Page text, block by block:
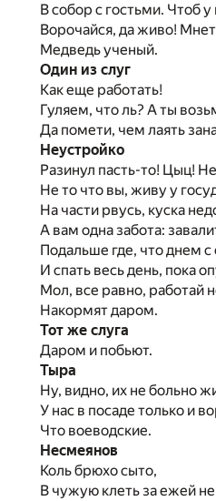
В собор с гостьми. Чтоб
Ворочайся, да живо!
Медведь ученый.
Один из слуг
Как еще работать!
Гуляем, что ль? А ты
Да помети, чем лаять
Неустройко
Разинул пасть-то! Цыц!
Не то что вы, живу у
На части рвусь, куска
А вам одна забота:
Подальше где, что днем
И спать весь день, пока
Мол, все равно, работай
Накормят даром.
Тот же слуга
Даром и побьют.
Тыра
Ну, видно, их не больно
У нас в посаде только и
Что воеводские.
Несмеянов
Коль брюхо сыто,
В чужую клеть за ежей